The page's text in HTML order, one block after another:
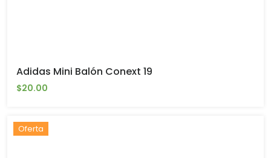
Adidas Mini Balón Conext 19
$20.00
Oferta